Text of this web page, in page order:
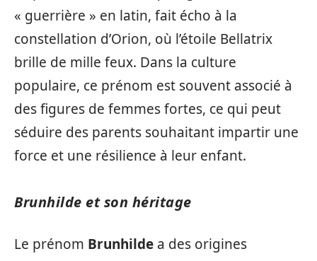
« guerrière » en latin, fait écho à la
constellation d’Orion, où l’étoile Bellatrix
brille de mille feux. Dans la culture
populaire, ce prénom est souvent associé à
des figures de femmes fortes, ce qui peut
séduire des parents souhaitant impartir une
force et une résilience à leur enfant.
Brunhilde et son héritage
Le prénom Brunhilde a des origines